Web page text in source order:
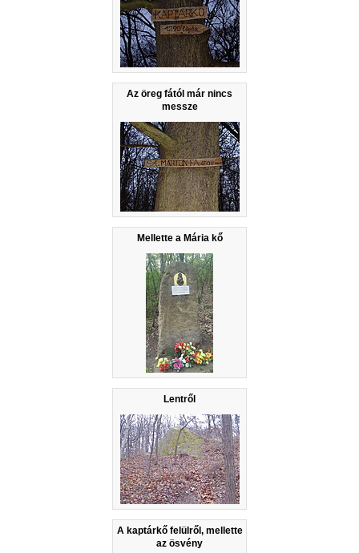
Az öreg fától már nincs
messze
Mellette a Mária kő
Lentről
A kaptárkő felülről, mellette
az ösvény